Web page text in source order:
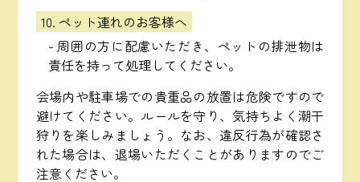
10. ペット連れのお客様へ
- 周囲の方に配慮いただき、ペットの排泄物は
責任を持って処理してください。
会場内や駐車場での貴重品の放置は危険ですので
避けてください。ルールを守り、気持ちよく潮干
狩りを楽しみましょう。なお、違反行為が確認さ
れた場合は、退場いただくことがありますのでご
注意ください。